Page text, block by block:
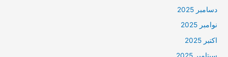
دسامبر 2025
نوامبر 2025
اکتبر 2025